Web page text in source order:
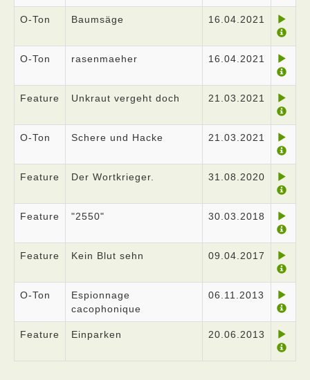
O-Ton Baumsäge 16.04.2021
O-Ton rasenmaeher 16.04.2021
Feature Unkraut vergeht doch 21.03.2021
O-Ton Schere und Hacke 21.03.2021
Feature Der Wortkrieger. 31.08.2020
Feature "2550" 30.03.2018
Feature Kein Blut sehn 09.04.2017
O-Ton
Espionnage
cacophonique
06.11.2013
Feature Einparken 20.06.2013